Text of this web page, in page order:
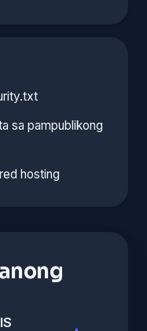
sa pampublikong
hosting